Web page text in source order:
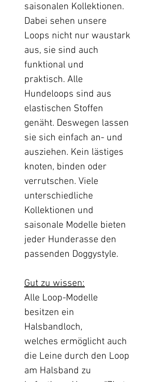
saisonalen Kollektionen.
Dabei sehen unsere
Loops nicht nur waustark
aus, sie sind auch
funktional und
praktisch. Alle
Hundeloops sind aus
elastischen Stoffen
genäht. Deswegen lassen
sie sich einfach an- und
ausziehen. Kein lästiges
knoten, binden oder
verrutschen. Viele
unterschiedliche
Kollektionen und
saisonale Modelle bieten
jeder Hunderasse den
passenden Doggystyle.
Gut zu wissen:
Alle Loop-Modelle
besitzen ein
Halsbandloch,
welches ermöglicht auch
die Leine durch den Loop
am Halsband zu